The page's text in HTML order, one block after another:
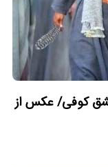
کوفی/ عکس از